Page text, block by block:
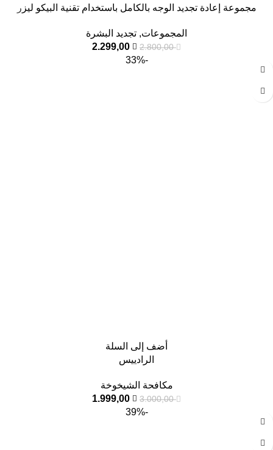
مجموعة إعادة تجديد الوجه بالكامل باستخدام تقنية البيكو ليزر
المجموعات, تجديد البشرة
2.800,00
2.299,00
-33%
أضف إلى السلة
الرادييس
مكافحة الشيخوخة
3.000,00
1.999,00
-39%